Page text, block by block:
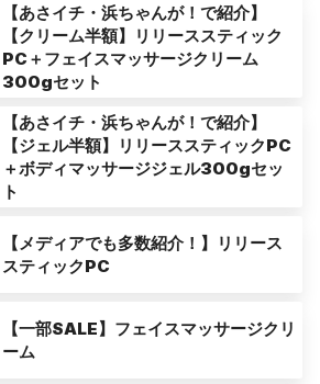
【あさイチ・浜ちゃんが！で紹介】
【クリーム半額】リリーススティック
PC＋フェイスマッサージクリーム
300gセット
【あさイチ・浜ちゃんが！で紹介】
【ジェル半額】リリーススティックPC
＋ボディマッサージジェル300gセッ
ト
【メディアでも多数紹介！】リリース
スティックPC
【一部SALE】フェイスマッサージクリ
ーム